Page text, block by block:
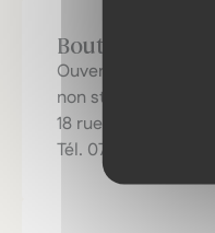
Boutique de Pau
Ouverture du mardi
non stop !
18 rue Tran, 64000
Tél. 07 80 91 68 10